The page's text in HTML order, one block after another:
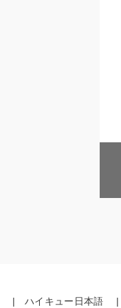
ハイキュー日本語